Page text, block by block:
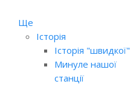
Ще
Історія
Історія "швидкої"
Минуле нашої
станції